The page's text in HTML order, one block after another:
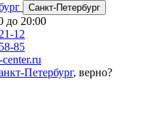
Санкт-Петербург
до 20:00
12
85
Петербург, верно?